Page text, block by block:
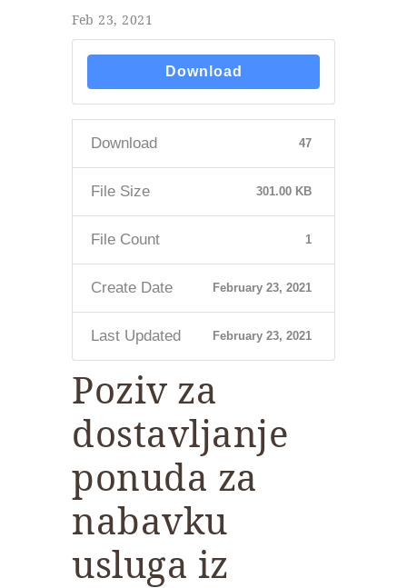
Feb 23, 2021
Download
Download 47
File Size 301.00 KB
File Count 1
Create Date February 23, 2021
Last Updated February 23, 2021
Poziv za
dostavljanje
ponuda za
nabavku
usluga iz